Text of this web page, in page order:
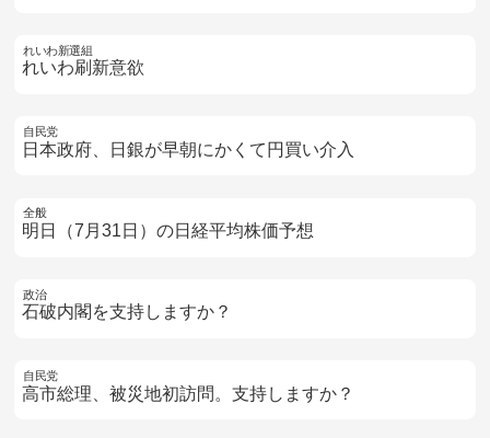
れいわ新選組
れいわ刷新意欲
自民党
日本政府、日銀が早朝にかくて円買い介入
全般
明日（7月31日）の日経平均株価予想
政治
石破内閣を支持しますか？
自民党
高市総理、被災地初訪問。支持しますか？